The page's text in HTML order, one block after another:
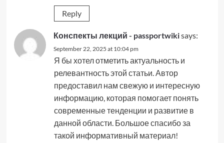
Reply
Конспекты лекций - passportwikisays:
September 22, 2025 at 10:04 pm
Я бы хотел отметить актуальность и
релевантность этой статьи. Автор
предоставил нам свежую и интересную
информацию, которая помогает понять
современные тенденции и развитие в
данной области. Большое спасибо за
такой информативный материал!